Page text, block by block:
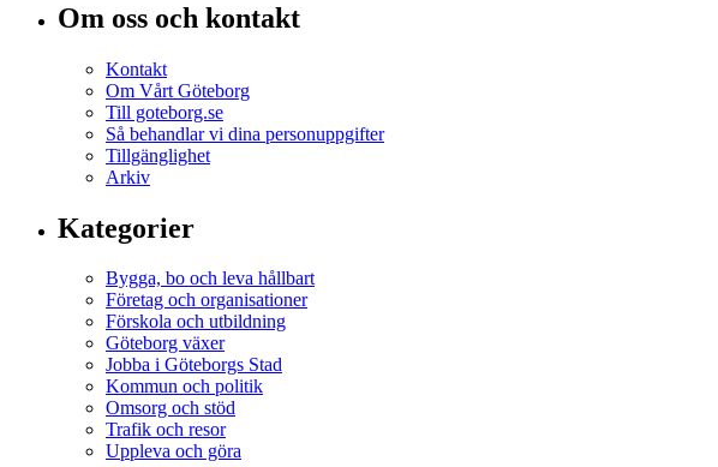
Om oss och kontakt
Kontakt
Om Vårt Göteborg
Till goteborg.se
Så behandlar vi dina personuppgifter
Tillgänglighet
Arkiv
Kategorier
Bygga, bo och leva hållbart
Företag och organisationer
Förskola och utbildning
Göteborg växer
Jobba i Göteborgs Stad
Kommun och politik
Omsorg och stöd
Trafik och resor
Uppleva och göra